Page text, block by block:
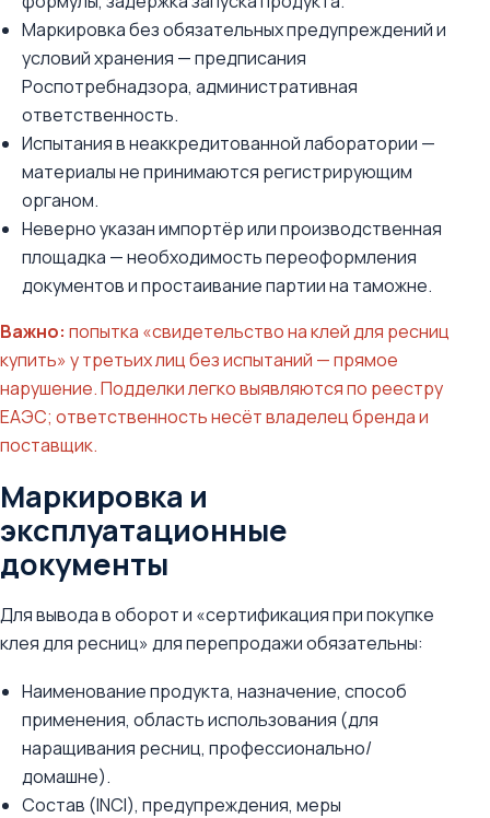
Маркировка без обязательных предупреждений и
условий хранения — предписания
Роспотребнадзора, административная
ответственность.
Испытания в неаккредитованной лаборатории —
материалы не принимаются регистрирующим
органом.
Неверно указан импортёр или производственная
площадка — необходимость переоформления
документов и простаивание партии на таможне.
Важно: попытка «свидетельство на клей для ресниц
купить» у третьих лиц без испытаний — прямое
нарушение. Подделки легко выявляются по реестру
ЕАЭС; ответственность несёт владелец бренда и
поставщик.
Маркировка и
эксплуатационные
документы
Для вывода в оборот и «сертификация при покупке
клея для ресниц» для перепродажи обязательны:
Наименование продукта, назначение, способ
применения, область использования (для
наращивания ресниц, профессионально/
домашне).
Состав (INCI), предупреждения, меры